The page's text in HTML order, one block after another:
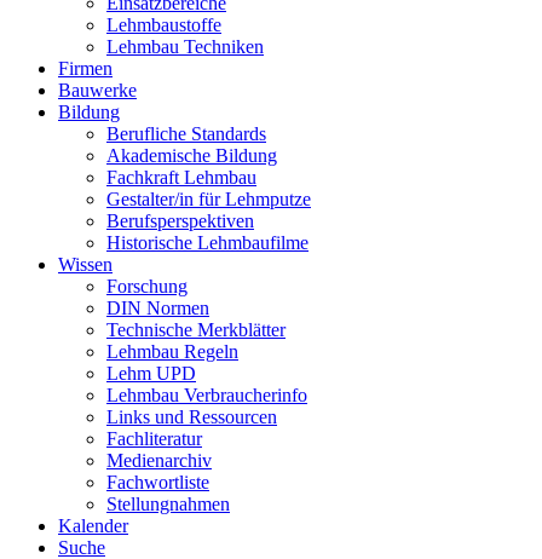
Lehmbaustoffe
Lehmbau Techniken
Firmen
Bauwerke
Bildung
Berufliche Standards
Akademische Bildung
Fachkraft Lehmbau
Gestalter/in für Lehmputze
Berufsperspektiven
Historische Lehmbaufilme
Wissen
Forschung
DIN Normen
Technische Merkblätter
Lehmbau Regeln
Lehm UPD
Lehmbau Verbraucherinfo
Links und Ressourcen
Fachliteratur
Medienarchiv
Fachwortliste
Stellungnahmen
Kalender
Suche